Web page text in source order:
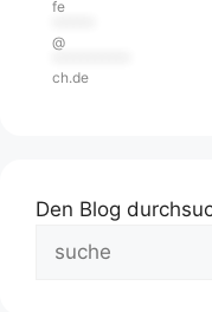
fe
@
ch.de
Den Blog